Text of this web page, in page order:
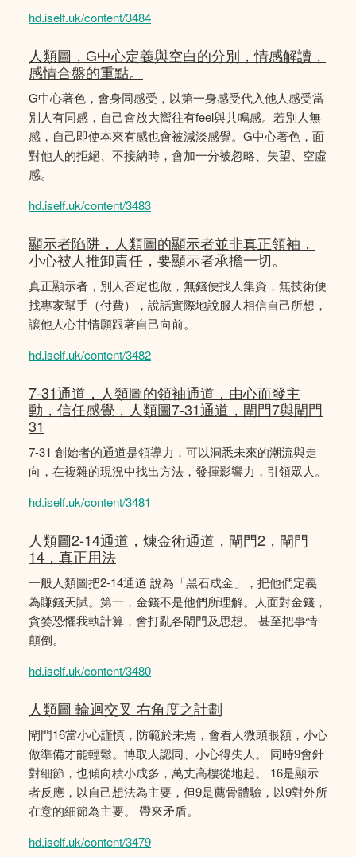
hd.iself.uk/content/3484
人類圖，G中心定義與空白的分別，情感解讀，
感情合盤的重點。
G中心著色，會身同感受，以第一身感受代入他人感受當
別人有同感，自己會放大嚮往有feel與共鳴感。若別人無
感，自己即使本來有感也會被減淡感覺。G中心著色，面
對他人的拒絕、不接納時，會加一分被忽略、失望、空虛
感。
hd.iself.uk/content/3483
顯示者陷阱，人類圖的顯示者並非真正領袖，
小心被人推卸責任，要顯示者承擔一切。
真正顯示者，別人否定也做，無錢便找人集資，無技術便
找專家幫手（付費），說話實際地說服人相信自己所想，
讓他人心甘情願跟著自己向前。
hd.iself.uk/content/3482
7-31通道，人類圖的領袖通道，由心而發主
動，信任感覺，人類圖7-31通道，閘門7與閘門
31
7-31 創始者的通道是領導力，可以洞悉未來的潮流與走
向，在複雜的現況中找出方法，發揮影響力，引領眾人。
hd.iself.uk/content/3481
人類圖2-14通道，煉金術通道，閘門2，閘門
14，真正用法
一般人類圖把2-14通道 說為「黑石成金」，把他們定義
為賺錢天賦。第一，金錢不是他們所理解。人面對金錢，
貪婪恐懼我執計算，會打亂各閘門及思想。 甚至把事情
顛倒。
hd.iself.uk/content/3480
人類圖 輪迴交叉 右角度之計劃
閘門16當小心謹慎，防範於未焉，會看人微頭眼額，小心
做準備才能輕鬆。博取人認同、小心得失人。 同時9會針
對細節，也傾向積小成多，萬丈高樓從地起。 16是顯示
者反應，以自己想法為主要，但9是薦骨體驗，以9對外所
在意的細節為主要。 帶來矛盾。
hd.iself.uk/content/3479